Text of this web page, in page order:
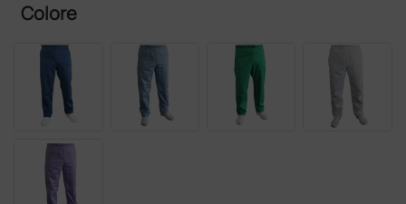
Colore